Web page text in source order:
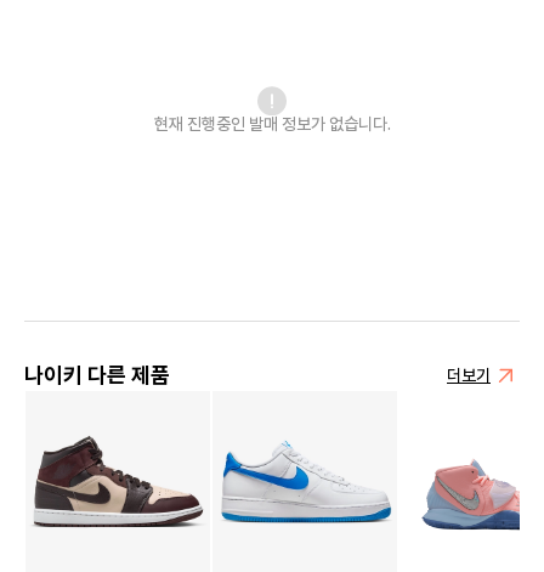
현재 진행중인 발매 정보가 없습니다.
나이키 다른 제품 더보기